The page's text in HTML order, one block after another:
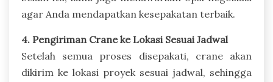
agar Anda mendapatkan kesepakatan terbaik.
4. Pengiriman Crane ke Lokasi Sesuai Jadwal
Setelah semua proses disepakati, crane akan
dikirim ke lokasi proyek sesuai jadwal, sehingga